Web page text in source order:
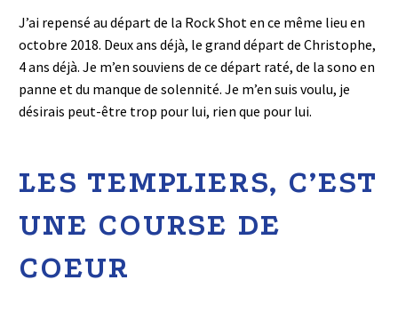
J’ai repensé au départ de la Rock Shot en ce même lieu en
octobre 2018. Deux ans déjà, le grand départ de Christophe,
4 ans déjà. Je m’en souviens de ce départ raté, de la sono en
panne et du manque de solennité. Je m’en suis voulu, je
désirais peut-être trop pour lui, rien que pour lui.
LES TEMPLIERS, C’EST
UNE COURSE DE
COEUR